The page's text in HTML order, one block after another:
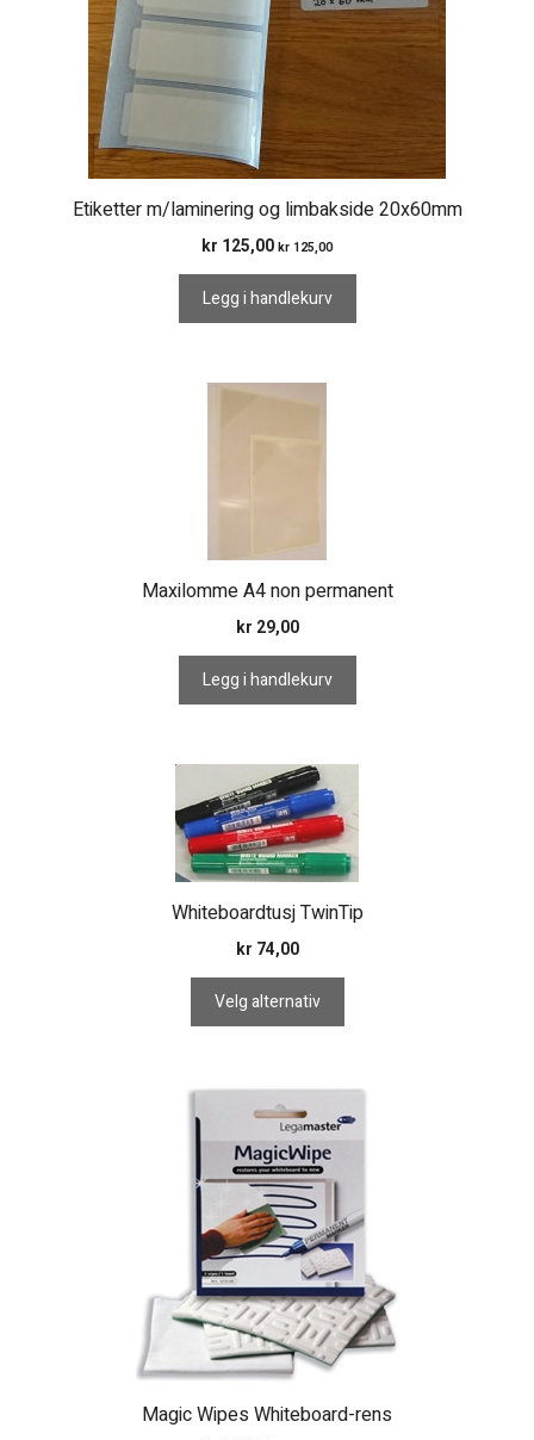
Etiketter m/laminering og limbakside 20x60mm
kr 125,00 kr 125,00
Legg i handlekurv
Maxilomme A4 non permanent
kr 29,00
Legg i handlekurv
Whiteboardtusj TwinTip
kr 74,00
Velg alternativ
Magic Wipes Whiteboard-rens